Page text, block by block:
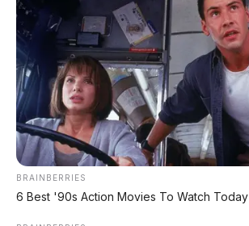
BRAINBERRIES
6 Best '90s Action Movies To Watch Today